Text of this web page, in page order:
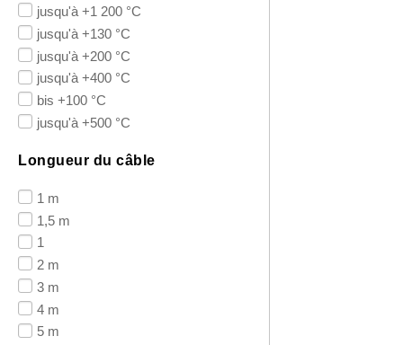
jusqu'à +1 200 °C
jusqu'à +130 °C
jusqu'à +200 °C
jusqu'à +400 °C
bis +100 °C
jusqu'à +500 °C
Longueur du câble
1 m
1,5 m
1
2 m
3 m
4 m
5 m